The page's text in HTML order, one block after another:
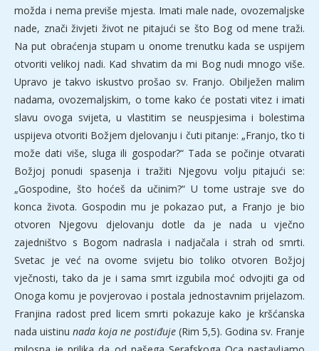
možda i nema previše mjesta. Imati male nade, ovozemaljske
nade, znači živjeti život ne pitajući se što Bog od mene traži.
Na put obraćenja stupam u onome trenutku kada se uspijem
otvoriti velikoj nadi. Kad shvatim da mi Bog nudi mnogo više.
Upravo je takvo iskustvo prošao sv. Franjo. Obilježen malim
nadama, ovozemaljskim, o tome kako će postati vitez i imati
slavu ovoga svijeta, u vlastitim se neuspjesima i bolestima
uspijeva otvoriti Božjem djelovanju i čuti pitanje: „Franjo, tko ti
može dati više, sluga ili gospodar?“ Tada se počinje otvarati
Božjoj ponudi spasenja i tražiti Njegovu volju pitajući se:
„Gospodine, što hoćeš da učinim?“ U tome ustraje sve do
konca života. Gospodin mu je pokazao put, a Franjo je bio
otvoren Njegovu djelovanju dotle da je nada u vječno
zajedništvo s Bogom nadrasla i nadjačala i strah od smrti.
Svetac je već na ovome svijetu bio toliko otvoren Božjoj
vječnosti, tako da je i sama smrt izgubila moć odvojiti ga od
Onoga komu je povjerovao i postala jednostavnim prijelazom.
Franjina radost pred licem smrti pokazuje kako je kršćanska
nada uistinunada koja ne postiđuje(Rim 5,5). Godina sv. Franje